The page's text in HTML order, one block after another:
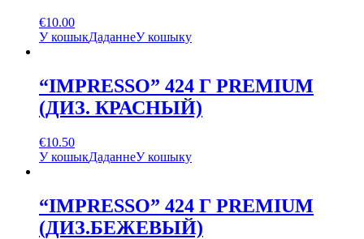
€10.00
У кошыкДаданнеУ кошыку
“IMPRESSO” 424 Г PREMIUM
(ДИЗ. КРАСНЫЙ)
€10.50
У кошыкДаданнеУ кошыку
“IMPRESSO” 424 Г PREMIUM
(ДИЗ.БЕЖЕВЫЙ)